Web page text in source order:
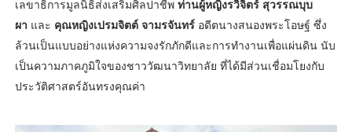
เลขาธิการมูลนิธิส่งเสริมศิลปาชีพ ท่านผู้หญิงรวิจิตร์ สุวรรณบุบ
ผา และ คุณหญิงเปรมจิตต์ จามรจันทร์ อดีตนางสนองพระโอษฐ์ ซึ่ง
ล้วนเป็นแบบอย่างแห่งความจงรักภักดีและการทำงานเพื่อแผ่นดิน นับ
เป็นความภาคภูมิใจของชาววัฒนาวิทยาลัย ที่ได้มีส่วนเชื่อมโยงกับ
ประวัติศาสตร์อันทรงคุณค่า